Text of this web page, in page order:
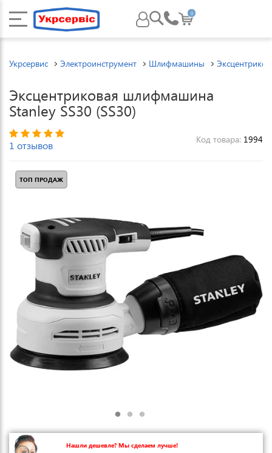
0
Укрсервис Электроинструмент Шлифмашины
Эксцентриковая шлифмашина
Stanley SS30 (SS30)
1 отзывов Код товара: 1994
ТОП ПРОДАЖ
Нашли дешевле? Мы сделаем лучше!